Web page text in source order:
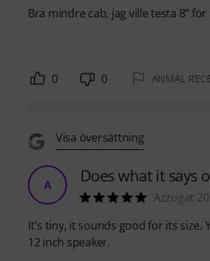
Bra mindre cab, jag ville testa 8”
0 0 ANMÄL
Visa översättning
A Does what it says
Azzogat
It's tiny, it sounds good for its size.
12 inch speaker.